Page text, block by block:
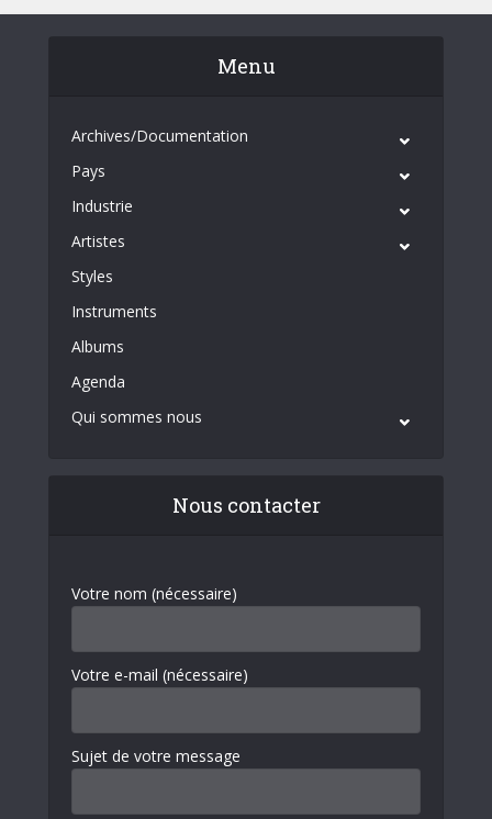
Menu
Archives/Documentation
Pays
Industrie
Artistes
Styles
Instruments
Albums
Agenda
Qui sommes nous
Nous contacter
Votre nom (nécessaire)
Votre e-mail (nécessaire)
Sujet de votre message